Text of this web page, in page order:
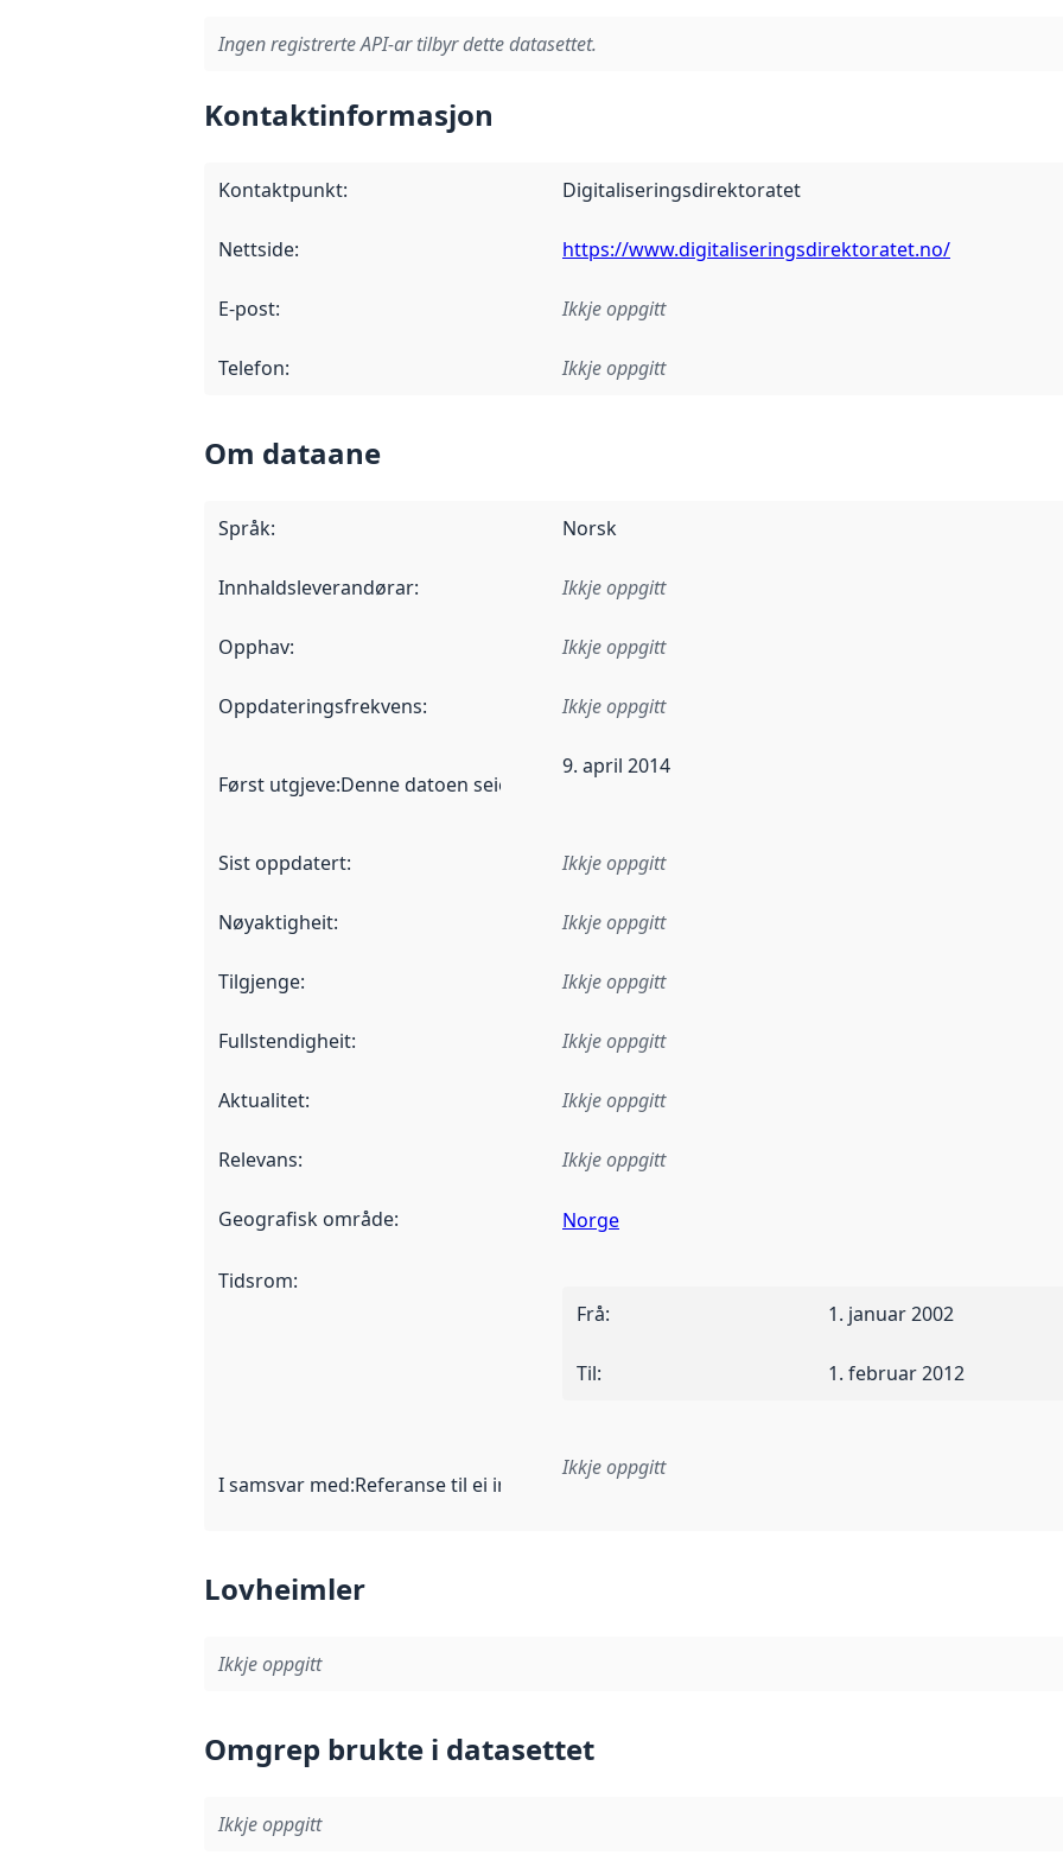
Ingen registrerte API-ar tilbyr dette datasettet.
Kontaktinformasjon
Kontaktpunkt: Digitaliseringsdirektoratet
Nettside: https://www.digitaliseringsdirektoratet.no/
E-post: Ikkje oppgitt
Telefon: Ikkje oppgitt
Om dataane
Språk: Norsk
Innhaldsleverandørar: Ikkje oppgitt
Opphav: Ikkje oppgitt
Oppdateringsfrekvens: Ikkje oppgitt
Først utgjeve:Denne datoen seier når dataa i dette datasettet først blei utgitt. Det kan ha
9. april 2014
Sist oppdatert: Ikkje oppgitt
Nøyaktigheit: Ikkje oppgitt
Tilgjenge: Ikkje oppgitt
Fullstendigheit: Ikkje oppgitt
Aktualitet: Ikkje oppgitt
Relevans: Ikkje oppgitt
Geografisk område: Norge
Tidsrom:
Frå: 1. januar 2002
Til: 1. februar 2012
I samsvar med:Referanse til ei implementeringsregel eller anna spesifikasjon som ligg til
Ikkje oppgitt
Lovheimler
Ikkje oppgitt
Omgrep brukte i datasettet
Ikkje oppgitt